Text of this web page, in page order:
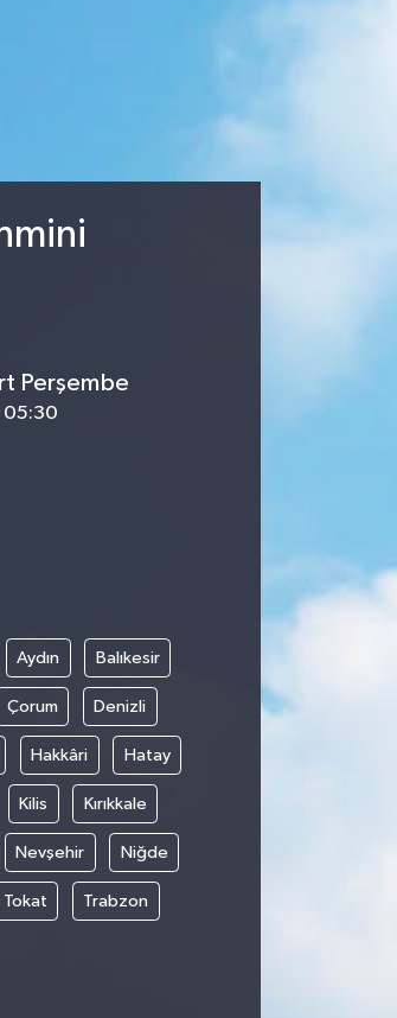
Perşembe
05:30
Aydın Balıkesir
Çorum Denizli
Hakkâri Hatay
Kilis Kırıkkale
Nevşehir Niğde
Tokat Trabzon